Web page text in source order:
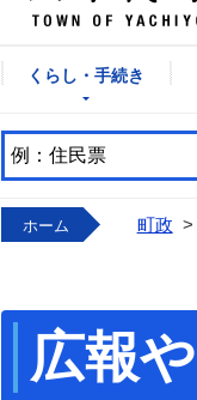
くらし・手続き
ホーム 町政 >
広報